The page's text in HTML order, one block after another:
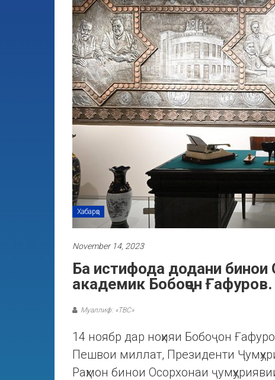
Хабарҳо
November 14, 2023
Ба истифода додани бинои
академик Бобоҷон Ғафуров.
Муаллиф: «ТВС»
14 ноябр дар ноҳияи Бобоҷон
Пешвои миллат, Президенти
Раҳмон бинои Осорхонаи